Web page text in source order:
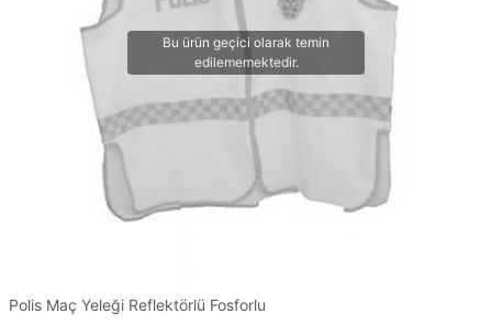
Polis Maç Yeleği Reflektörlü Fosforlu